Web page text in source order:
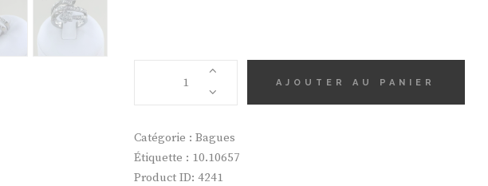
QUANTITÉ
TOI
&
MOI
AJOUTER AU PANIER
Catégorie : Bagues
Étiquette : 10.10657
Product ID: 4241